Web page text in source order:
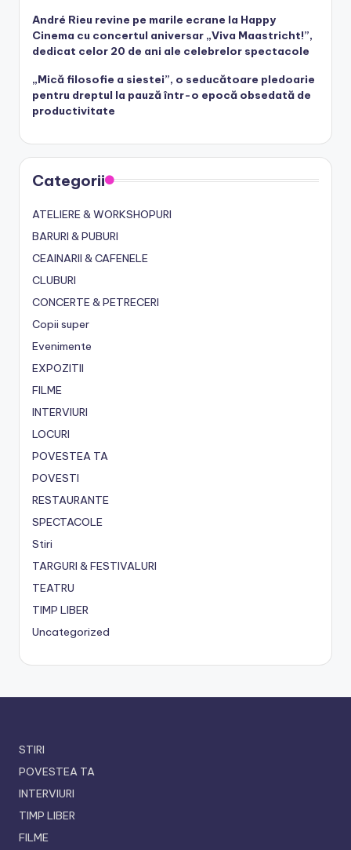
André Rieu revine pe marile ecrane la Happy
Cinema cu concertul aniversar „Viva Maastricht!”,
dedicat celor 20 de ani ale celebrelor spectacole
„Mică filosofie a siestei”, o seducătoare pledoarie
pentru dreptul la pauză într-o epocă obsedată de
productivitate
Categorii
ATELIERE & WORKSHOPURI
BARURI & PUBURI
CEAINARII & CAFENELE
CLUBURI
CONCERTE & PETRECERI
Copii super
Evenimente
EXPOZITII
FILME
INTERVIURI
LOCURI
POVESTEA TA
POVESTI
RESTAURANTE
SPECTACOLE
Stiri
TARGURI & FESTIVALURI
TEATRU
TIMP LIBER
Uncategorized
STIRI
POVESTEA TA
INTERVIURI
TIMP LIBER
FILME